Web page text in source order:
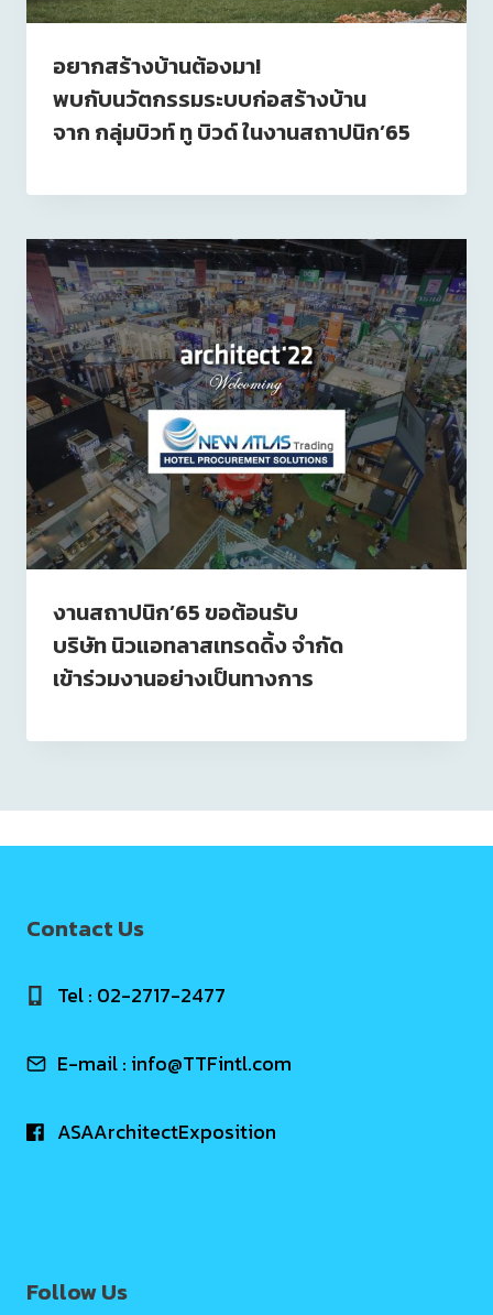
อยากสร้างบ้านต้องมา!
พบกับนวัตกรรมระบบก่อสร้างบ้าน
จาก กลุ่มบิวท์ ทู บิวด์ ในงานสถาปนิก’65
งานสถาปนิก’65 ขอต้อนรับ
บริษัท นิวแอทลาสเทรดดิ้ง จำกัด
เข้าร่วมงานอย่างเป็นทางการ
Contact Us
Tel : 02-2717-2477
E-mail : info@TTFintl.com
ASAArchitectExposition
Follow Us